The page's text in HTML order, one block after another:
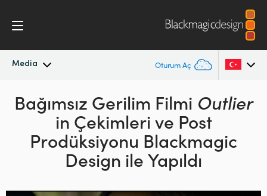
Media Oturum Aç
En Son Haberler
Australia
Austria
Bağımsız Gerilim Filmi Outlier
in Çekimleri ve Post
Prodüksiyonu Blackmagic
Design ile Yapıldı